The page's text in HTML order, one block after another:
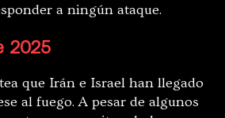
a ningún ataque.
2025
que Irán e Israel han llegado
al fuego. A pesar de algunos